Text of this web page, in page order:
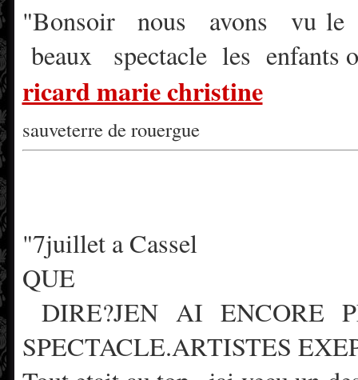
"Bonsoir nous avons vu
beaux spectacle les enfants
ricard marie christine
sauveterre de rouergue
"7juillet a Cassel
QUE
DIRE?JEN AI ENCORE
SPECTACLE.ARTISTES